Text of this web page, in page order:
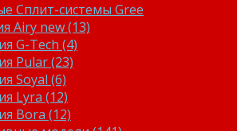
Сплит-системы Gree
Airy new (13)
G-Tech (4)
Pular (23)
Soyal (6)
Lyra (12)
Bora (12)